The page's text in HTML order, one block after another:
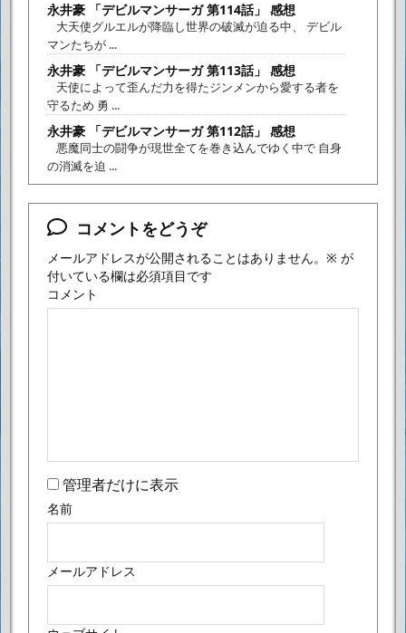
永井豪 「デビルマンサーガ 第114話」 感想
大天使グルエルが降臨し世界の破滅が迫る中、 デビル
マンたちが ...
永井豪 「デビルマンサーガ 第113話」 感想
天使によって歪んだ力を得たジンメンから愛する者を
守るため 勇 ...
永井豪 「デビルマンサーガ 第112話」 感想
悪魔同士の闘争が現世全てを巻き込んでゆく中で 自身
の消滅を迫 ...
コメントをどうぞ
メールアドレスが公開されることはありません。 ※ が
付いている欄は必須項目です
コメント
管理者だけに表示
名前
メールアドレス